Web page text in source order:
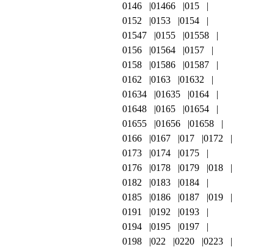
0146
01466
015
0152
0153
0154
01547
0155
01558
0156
01564
0157
0158
01586
01587
0162
0163
01632
01634
01635
0164
01648
0165
01654
01655
01656
01658
0166
0167 017
0172
0173
0174
0175
0176
0178 0179
018
0182
0183
0184
0185
0186 0187
019
0191
0192
0193
0194
0195
0197
0198
022 0220
0223